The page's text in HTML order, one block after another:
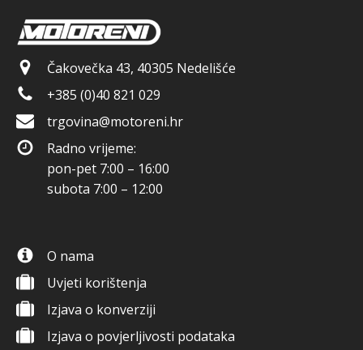
Čakovečka 43, 40305 Nedelišće
+385 (0)40 821 029
trgovina@motoreni.hr
Radno vrijeme:
pon-pet 7:00 – 16:00
subota 7:00 – 12:00
O nama
Uvjeti korištenja
Izjava o konverziji
Izjava o povjerljivosti podataka